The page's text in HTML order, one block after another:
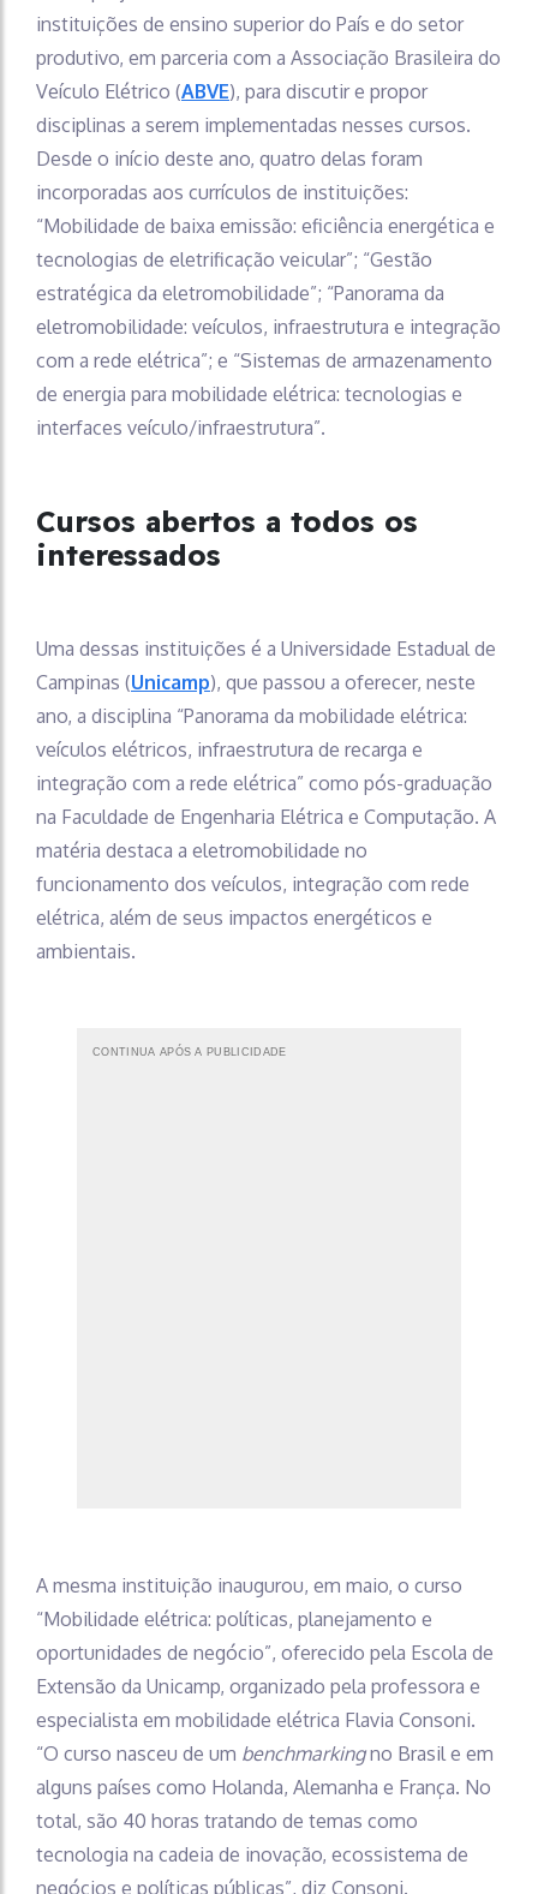
instituições de ensino superior do País e do setor
produtivo, em parceria com a Associação Brasileira do
Veículo Elétrico (ABVE), para discutir e propor
disciplinas a serem implementadas nesses cursos.
Desde o início deste ano, quatro delas foram
incorporadas aos currículos de instituições:
“Mobilidade de baixa emissão: eficiência energética e
tecnologias de eletrificação veicular”; “Gestão
estratégica da eletromobilidade”; “Panorama da
eletromobilidade: veículos, infraestrutura e integração
com a rede elétrica”; e “Sistemas de armazenamento
de energia para mobilidade elétrica: tecnologias e
interfaces veículo/infraestrutura”.
Cursos abertos a todos os
interessados
Uma dessas instituições é a Universidade Estadual de
Campinas (Unicamp), que passou a oferecer, neste
ano, a disciplina “Panorama da mobilidade elétrica:
veículos elétricos, infraestrutura de recarga e
integração com a rede elétrica” como pós-graduação
na Faculdade de Engenharia Elétrica e Computação. A
matéria destaca a eletromobilidade no
funcionamento dos veículos, integração com rede
elétrica, além de seus impactos energéticos e
ambientais.
CONTINUA APÓS A PUBLICIDADE
A mesma instituição inaugurou, em maio, o curso
“Mobilidade elétrica: políticas, planejamento e
oportunidades de negócio”, oferecido pela Escola de
Extensão da Unicamp, organizado pela professora e
especialista em mobilidade elétrica Flavia Consoni.
“O curso nasceu de um benchmarkingno Brasil e em
alguns países como Holanda, Alemanha e França. No
total, são 40 horas tratando de temas como
tecnologia na cadeia de inovação, ecossistema de
negócios e políticas públicas”, diz Consoni.